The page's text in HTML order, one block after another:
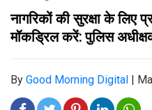
नागरिकों की सुरक्षा के लिए
मॉकड्रिल करें: पुलिस
By Good Morning Digital |